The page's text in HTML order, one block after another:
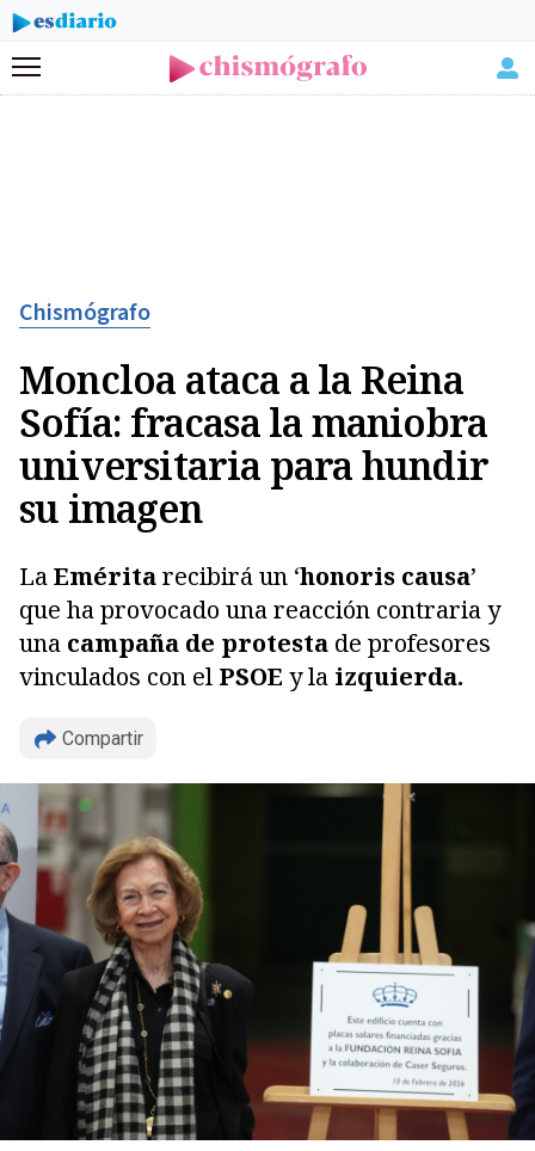
Menú
Chismógrafo
Moncloa ataca a la Reina
Sofía: fracasa la maniobra
universitaria para hundir
su imagen
LaEméritarecibirá un ‘honoris causa’
que ha provocado una reacción contraria y
una campaña de protesta de profesores
vinculados con el PSOE y la izquierda.
Compartir
Copiar